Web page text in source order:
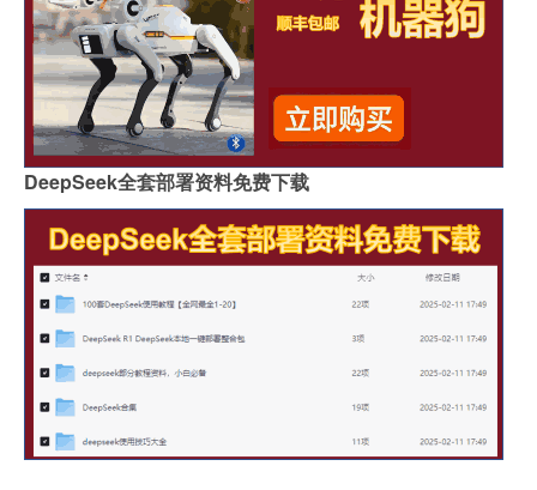
DeepSeek全套部署资料免费下载